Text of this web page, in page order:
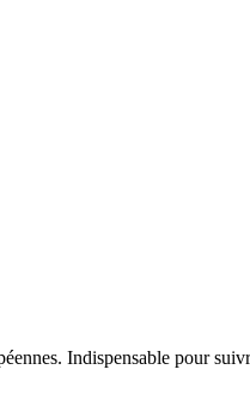
Indispensable pour